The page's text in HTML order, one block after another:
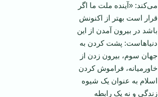
می‌کند: «آینده ملت ما اگر
قرار است بهتر از اکنونش
باشد در بیرون آمدن از این
دنیاهاست: پشت کردن به
جهان سوم، بیرون زدن از
خاورمیانه، فراموش کردن
اسلام به عنوان یک شیوه
زندگی و نه یک رابطه